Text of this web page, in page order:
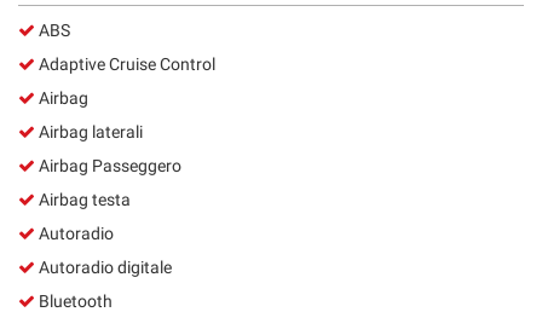
ABS
Adaptive Cruise Control
Airbag
Airbag laterali
Airbag Passeggero
Airbag testa
Autoradio
Autoradio digitale
Bluetooth